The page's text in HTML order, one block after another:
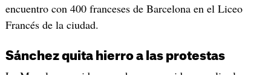
encuentro con 400 franceses de Barcelona en el Liceo
Francés de la ciudad.
Sánchez quita hierro a las protestas